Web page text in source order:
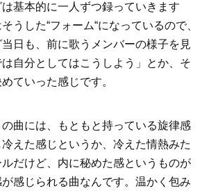
基本的に一人ずつ録っていきます
うした“フォーム“になっているので、
日も、前に歌うメンバーの様子を見
自分としてはこうしよう」とか、そ
ていった感じです。
の曲には、もともと持っている旋律感
えた感じというか、冷えた情熱みた
だけど、内に秘めた感というものが
感じられる曲なんです。温かく包み